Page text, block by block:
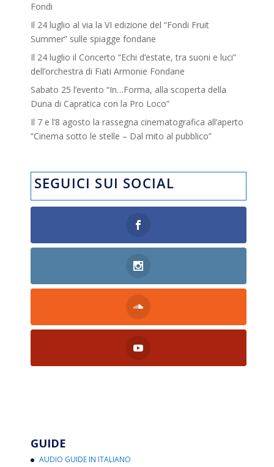
Fondi
Il 24 luglio al via la VI edizione del “Fondi Fruit
Summer” sulle spiagge fondane
Il 24 luglio il Concerto “Echi d’estate, tra suoni e luci”
dell’orchestra di Fiati Armonie Fondane
Sabato 25 l’evento “In…Forma, alla scoperta della
Duna di Capratica con la Pro Loco”
Il 7 e l’8 agosto la rassegna cinematografica all’aperto
“Cinema sotto le stelle – Dal mito al pubblico”
SEGUICI SUI SOCIAL
GUIDE
AUDIO GUIDE IN ITALIANO